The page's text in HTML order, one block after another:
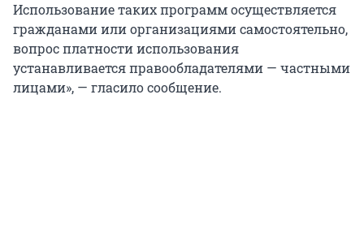
Использование таких программ осуществляется
гражданами или организациями самостоятельно,
вопрос платности использования
устанавливается правообладателями — частными
лицами», — гласило сообщение.